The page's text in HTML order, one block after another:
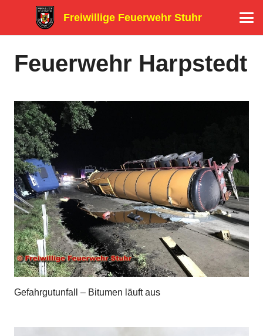
Freiwillige Feuerwehr Stuhr
Feuerwehr Harpstedt
Gefahrgutunfall – Bitumen läuft aus